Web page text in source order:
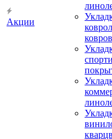
Акции